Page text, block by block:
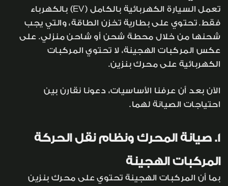
تعمل السيارة الكهربائية بالكامل (EV) بالكهرباء
فقط. تحتوي على بطارية تخزن الطاقة، والتي يجب
شحنها من خلال محطة شحن أو شاحن منزلي. على
عكس المركبات الهجينة، لا تحتوي المركبات
الكهربائية على محرك بنزين.
الآن بعد أن عرفنا الأساسيات، دعونا نقارن بين
احتياجات الصيانة لهما.
1. صيانة المحرك ونظام نقل الحركة
المركبات الهجينة
بما أن المركبات الهجينة تحتوي على محرك بنزين